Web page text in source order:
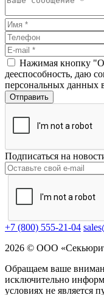
Нажимая кнопку
дееспособность, даю
персональных данных
Подписаться на
+7 (800) 555-21-04
2026 © ООО
Обращаем ваше
исключительно
условиях не является